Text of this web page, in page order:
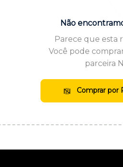
Não
Parece que esta
Você pode
parceira
Comprar por